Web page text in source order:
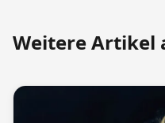
Weitere Artikel